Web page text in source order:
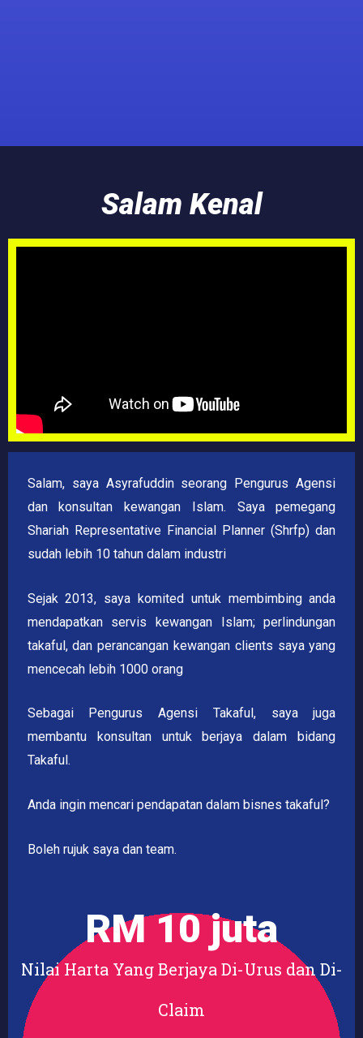
Salam Kenal
Salam, saya Asyrafuddin seorang Pengurus Agensi
dan konsultan kewangan Islam. Saya pemegang
Shariah Representative Financial Planner (Shrfp) dan
sudah lebih 10 tahun dalam industri
Sejak 2013, saya komited untuk membimbing anda
mendapatkan servis kewangan Islam; perlindungan
takaful, dan perancangan kewangan clients saya yang
mencecah lebih 1000 orang
Sebagai Pengurus Agensi Takaful, saya juga
membantu konsultan untuk berjaya dalam bidang
Takaful.
Anda ingin mencari pendapatan dalam bisnes takaful?
Boleh rujuk saya dan team.
RM 10 juta
Nilai Harta Yang Berjaya Di-Urus dan Di-
Claim